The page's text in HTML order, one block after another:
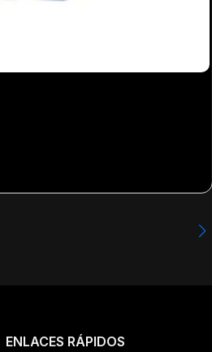
ENLACES RÁPIDOS